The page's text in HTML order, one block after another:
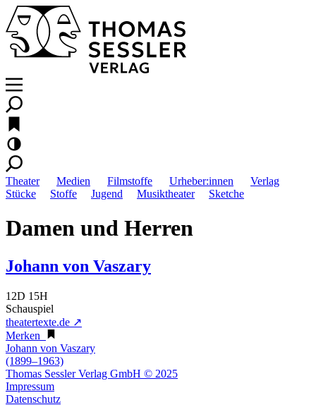
Theater Medien Filmstoffe Urheber:innen
Verlag
Stücke
Stoffe Jugend Musiktheater Sketche
Damen und Herren
Johann von Vaszary
12D 15H
Schauspiel
theatertexte.de ↗
Merken
Johann von Vaszary
(1899–1963)
Thomas Sessler Verlag GmbH © 2025
Impressum
Datenschutz